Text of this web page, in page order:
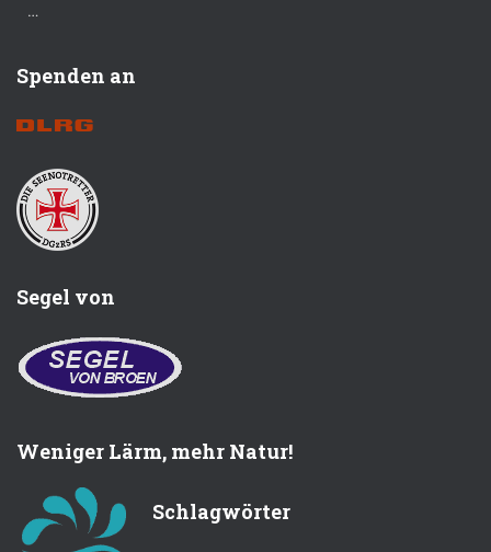
…
Spenden an
Segel von
Weniger Lärm, mehr Natur!
Schlagwörter